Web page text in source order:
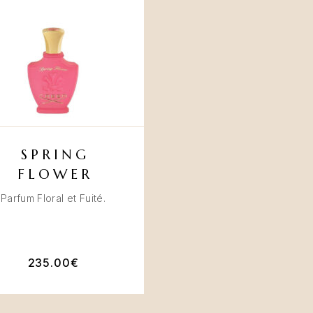
SPRING
FLOWER
Parfum Floral et Fuité.
235.00€